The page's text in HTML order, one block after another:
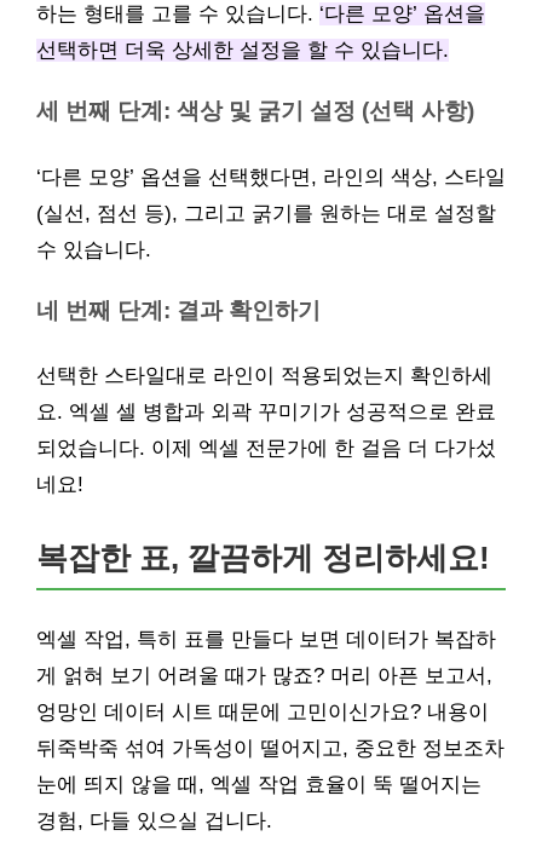
하는 형태를 고를 수 있습니다. ‘다른 모양’ 옵션을
선택하면 더욱 상세한 설정을 할 수 있습니다.
세 번째 단계: 색상 및 굵기 설정 (선택 사항)
‘다른 모양’ 옵션을 선택했다면, 라인의 색상, 스타일
(실선, 점선 등), 그리고 굵기를 원하는 대로 설정할
수 있습니다.
네 번째 단계: 결과 확인하기
선택한 스타일대로 라인이 적용되었는지 확인하세
요. 엑셀 셀 병합과 외곽 꾸미기가 성공적으로 완료
되었습니다. 이제 엑셀 전문가에 한 걸음 더 다가섰
네요!
복잡한 표, 깔끔하게 정리하세요!
엑셀 작업, 특히 표를 만들다 보면 데이터가 복잡하
게 얽혀 보기 어려울 때가 많죠? 머리 아픈 보고서,
엉망인 데이터 시트 때문에 고민이신가요? 내용이
뒤죽박죽 섞여 가독성이 떨어지고, 중요한 정보조차
눈에 띄지 않을 때, 엑셀 작업 효율이 뚝 떨어지는
경험, 다들 있으실 겁니다.